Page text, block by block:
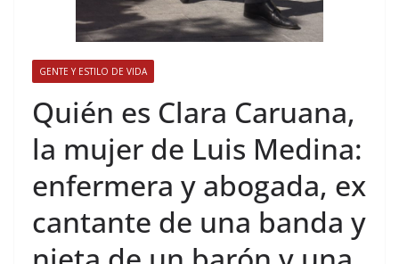
GENTE Y ESTILO DE VIDA
​Quién es Clara Caruana,
la mujer de Luis Medina:
enfermera y abogada, ex
cantante de una banda y